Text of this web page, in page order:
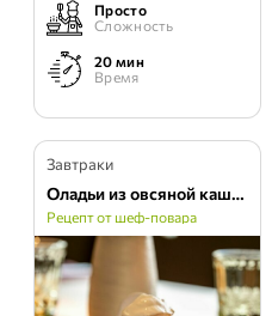
Просто
Сложность
20 мин
Время
Завтраки
Оладьи из овсяной каши с курицей
Рецепт от шеф-повара